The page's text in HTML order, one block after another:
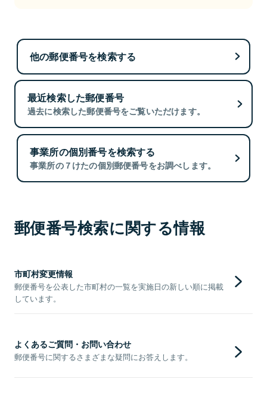
他の郵便番号を検索する
最近検索した郵便番号
過去に検索した郵便番号をご覧いただけます。
事業所の個別番号を検索する
事業所の７けたの個別郵便番号をお調べします。
郵便番号検索に関する情報
市町村変更情報
郵便番号を公表した市町村の一覧を実施日の新しい順に掲載
しています。
よくあるご質問・お問い合わせ
郵便番号に関するさまざまな疑問にお答えします。